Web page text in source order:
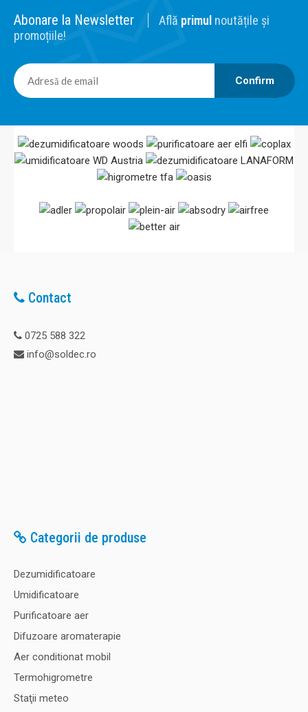
Abonare la Newsletter Află primul noutățile și
promoțiile!
Confirm
Contact
0725 588 322
info@soldec.ro
Categorii de produse
Dezumidificatoare
Umidificatoare
Purificatoare aer
Difuzoare aromaterapie
Aer conditionat mobil
Termohigrometre
Staţii meteo